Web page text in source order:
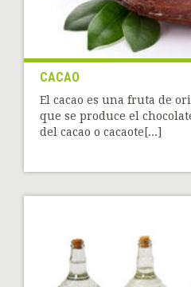
CACAO
El cacao es una fruta de
que se produce el
del cacao o cacaote[...]